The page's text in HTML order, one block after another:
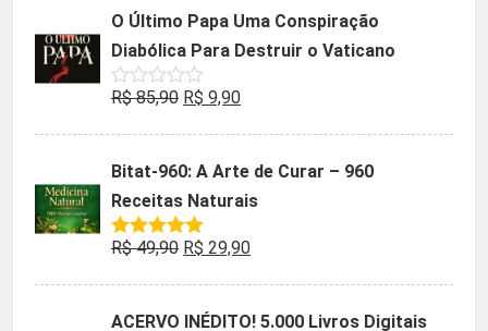
era:
R$ 47,32.
é:
R$ 9,90.
O Último Papa Uma Conspiração
Diabólica Para Destruir o Vaticano
Avaliação
de
R$85,90 O
era:
R$ 85,90.
R$ 9,90O
é:
R$ 9,90.
Bitat-960: A Arte de Curar – 960
Receitas Naturais
Avaliação
R$49,90 O
R$ 29,90O
ACERVO INÉDITO! 5.000 Livros Digitais